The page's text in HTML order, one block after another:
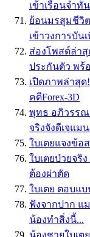
เข้าเรือนจำทั
ย้อนมรสุมชีวิต
เข้าวงการบันเ
ส่องโพสต์ล่า
ประกันตัว พร้
เปิดภาพล่าสุด
คดีForex-3D
พุทธ อภิวรรณ
จริงจังดีเจแม
ใบเตยแจงข้อ
ใบเตยป่วยจริ
ต้องผ่าตัด
ใบเตย ตอบแ
ฟังจากปาก แ
น้องทำสิ่งนี้...
น้องชายใบเต